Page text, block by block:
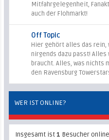
Mitfahrgelegenheit,
auch der Flohmarkt!
Off Topic
Hier gehört alles das rein,
nirgends dazu passt!
braucht. Alles, was nichts
den Ravensburg
WER IST ONLINE?
Insgesamt ist1 Besucher